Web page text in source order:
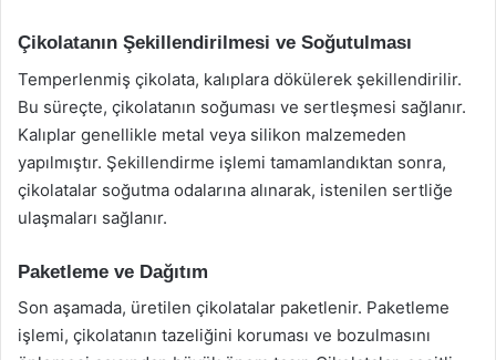
Çikolatanın Şekillendirilmesi ve Soğutulması
Temperlenmiş çikolata, kalıplara dökülerek şekillendirilir.
Bu süreçte, çikolatanın soğuması ve sertleşmesi sağlanır.
Kalıplar genellikle metal veya silikon malzemeden
yapılmıştır. Şekillendirme işlemi tamamlandıktan sonra,
çikolatalar soğutma odalarına alınarak, istenilen sertliğe
ulaşmaları sağlanır.
Paketleme ve Dağıtım
Son aşamada, üretilen çikolatalar paketlenir. Paketleme
işlemi, çikolatanın tazeliğini koruması ve bozulmasını